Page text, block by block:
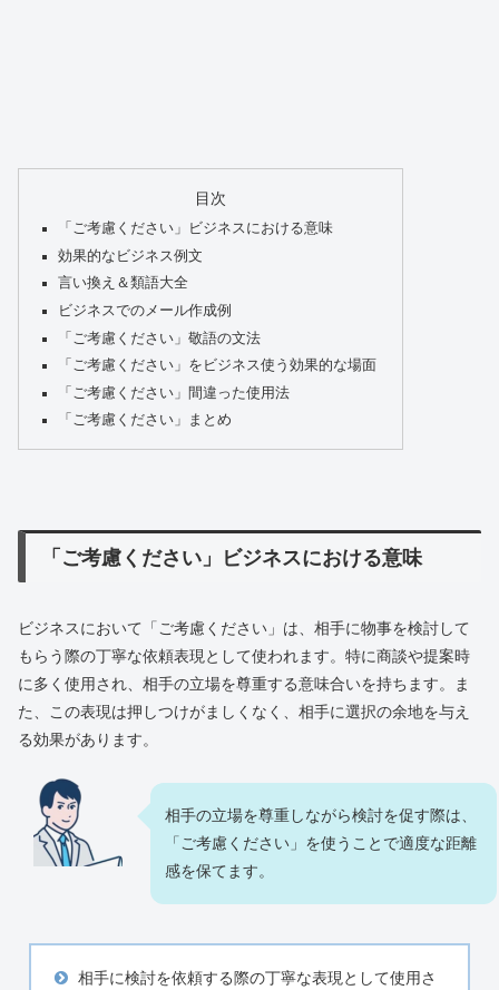
目次
「ご考慮ください」ビジネスにおける意味
効果的なビジネス例文
言い換え＆類語大全
ビジネスでのメール作成例
「ご考慮ください」敬語の文法
「ご考慮ください」をビジネス使う効果的な場面
「ご考慮ください」間違った使用法
「ご考慮ください」まとめ
「ご考慮ください」ビジネスにおける意味
ビジネスにおいて「ご考慮ください」は、相手に物事を検討して
もらう際の丁寧な依頼表現として使われます。特に商談や提案時
に多く使用され、相手の立場を尊重する意味合いを持ちます。ま
た、この表現は押しつけがましくなく、相手に選択の余地を与え
る効果があります。
相手の立場を尊重しながら検討を促す際は、
「ご考慮ください」を使うことで適度な距離
感を保てます。
相手に検討を依頼する際の丁寧な表現として使用さ